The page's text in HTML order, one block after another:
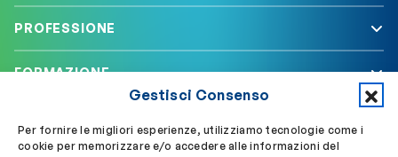
Gestisci Consenso
Per fornire le migliori esperienze, utilizziamo tecnologie come i
cookie per memorizzare e/o accedere alle informazioni del
PROFESSIONE
FORMAZIONE